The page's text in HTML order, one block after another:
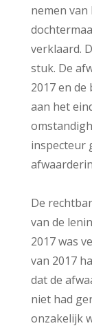
nemen van
verklaard.
stuk. De
2017 en
aan het
inspecteur
De
van de
2017 was
van 2017
dat de
niet had
onzakelijk